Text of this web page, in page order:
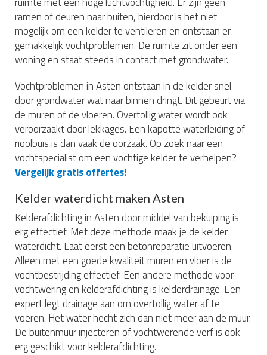
ramen of deuren naar buiten, hierdoor is het niet
mogelijk om een kelder te ventileren en ontstaan er
gemakkelijk vochtproblemen. De ruimte zit onder een
woning en staat steeds in contact met grondwater.
Vochtproblemen in Asten ontstaan in de kelder snel
door grondwater wat naar binnen dringt. Dit gebeurt via
de muren of de vloeren. Overtollig water wordt ook
veroorzaakt door lekkages. Een kapotte waterleiding of
rioolbuis is dan vaak de oorzaak. Op zoek naar een
vochtspecialist om een vochtige kelder te verhelpen?
Vergelijk gratis offertes!
Kelder waterdicht maken Asten
Kelderafdichting in Asten door middel van bekuiping is
erg effectief. Met deze methode maak je de kelder
waterdicht. Laat eerst een betonreparatie uitvoeren.
Alleen met een goede kwaliteit muren en vloer is de
vochtbestrijding effectief. Een andere methode voor
vochtwering en kelderafdichting is kelderdrainage. Een
expert legt drainage aan om overtollig water af te
voeren. Het water hecht zich dan niet meer aan de muur.
De buitenmuur injecteren of vochtwerende verf is ook
erg geschikt voor kelderafdichting.